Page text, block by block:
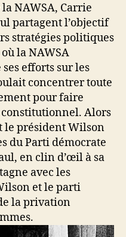
NAWSA, Carrie
partagent l’objectif
stratégies politiques
la NAWSA
efforts sur les
concentrer toute
pour faire
Alors
le président Wilson
du Parti démocrate
en clin d’œil à sa
avec les
et le parti
la privation